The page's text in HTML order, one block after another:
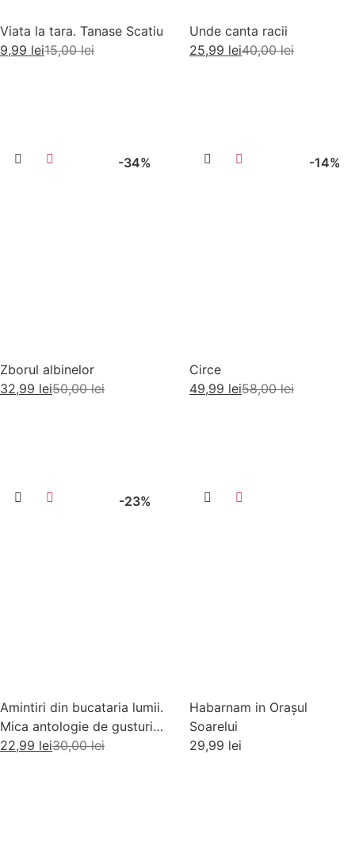
Viata la tara. Tanase Scatiu
15,00lei
9,99 lei
Unde canta racii
40,00lei
25,99 lei
-34%
Zborul albinelor
50,00lei
32,99 lei
-14%
Circe
58,00lei
49,99 lei
-23%
Amintiri din bucataria lumii.
Mica antologie de gusturi,
stari si gustari
30,00lei
22,99 lei
Habarnam in Orașul
Soarelui
29,99 lei